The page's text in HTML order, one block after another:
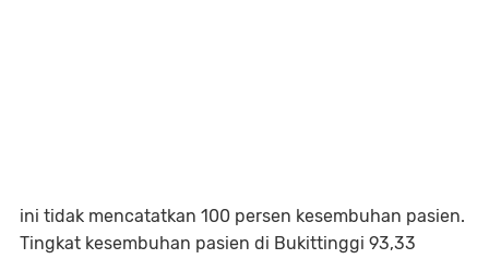
ini tidak mencatatkan 100 persen kesembuhan pasien.
Tingkat kesembuhan pasien di Bukittinggi 93,33